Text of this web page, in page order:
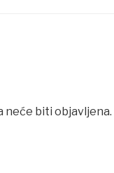
neće biti objavljena.